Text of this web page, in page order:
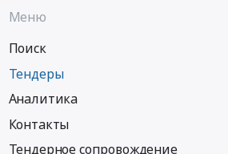
Меню
Поиск
Тендеры
Аналитика
Контакты
Тендерное сопровождение